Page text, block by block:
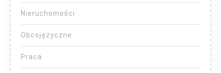
Nieruchomości
Obcojęzyczne
Praca